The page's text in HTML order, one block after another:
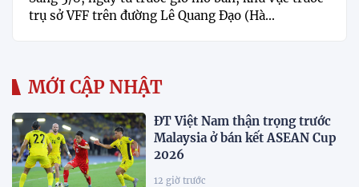
trụ sở VFF trên đường Lê Quang Đạo (Hà...
MỚI CẬP NHẬT
ĐT Việt Nam thận trọng trước
Malaysia ở bán kết ASEAN Cup
2026
12 giờ trước